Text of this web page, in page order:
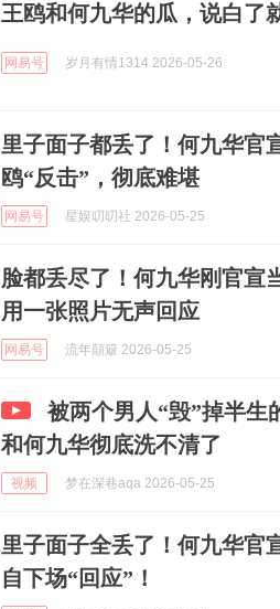
王鸥和何九华的瓜，说白了
网易号 岁月有情1314 2026-05-26
里子面子都丢了！何九华官
鸥“反击”，彻底难堪
网易号 星娱叨叨社 2026-05-25
脸都丢尽了！何九华刚官宣
用一张照片无声回应
网易号 流年顛簸 2026-05-25
被两个男人“毁”掉半生
和何九华彻底洗不清了
视频 梦在深巷aqa 2026-05-25
里子面子全丢了！何九华官
自下场“回应”！